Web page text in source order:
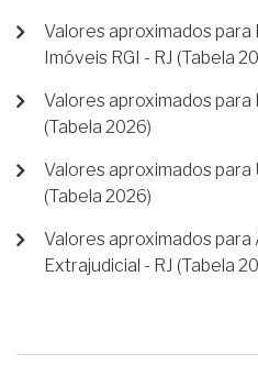
Valores aproximados
Imóveis RGI - RJ (Tabela
Valores aproximados
(Tabela 2026)
Valores aproximados para
(Tabela 2026)
Valores aproximados
Extrajudicial - RJ (Tabela